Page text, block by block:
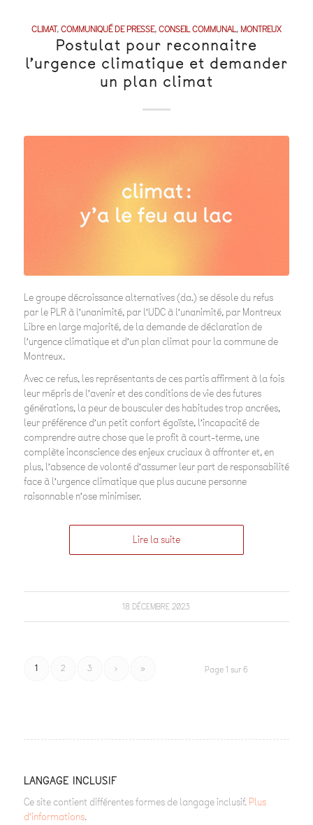
CLIMAT,COMMUNIQUÉ DE PRESSE,CONSEIL COMMUNAL, MONTREUX
Postulat pour reconnaitre
l’urgence climatique et demander
un plan climat
Le groupe décroissance alternatives (da.) se désole du refus
par le PLR à l’unanimité, par l’UDC à l’unanimité, par Montreux
Libre en large majorité, de la demande de déclaration de
l’urgence climatique et d’un plan climat pour la commune de
Montreux.
Avec ce refus, les représentants de ces partis affirment à la fois
leur mépris de l’avenir et des conditions de vie des futures
générations, la peur de bousculer des habitudes trop ancrées,
leur préférence d’un petit confort égoïste, l’incapacité de
comprendre autre chose que le profit à court-terme, une
complète inconscience des enjeux cruciaux à affronter et, en
plus, l’absence de volonté d’assumer leur part de responsabilité
face à l’urgence climatique que plus aucune personne
raisonnable n’ose minimiser.
Lire la suite
18 DÉCEMBRE 2023
Page 1 sur 6
1 2 3 › »
LANGAGE INCLUSIF
Ce site contient différentes formes de langage inclusif. Plus
d’informations.